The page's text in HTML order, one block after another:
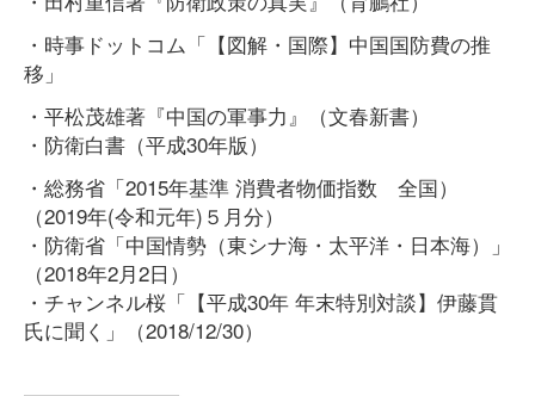
・時事ドットコム「【図解・国際】中国国防費の推
移」
・平松茂雄著『中国の軍事力』（文春新書）
・防衛白書（平成30年版）
・総務省「2015年基準 消費者物価指数 全国）
（2019年(令和元年)５月分）
・防衛省「中国情勢（東シナ海・太平洋・日本海）」
（2018年2月2日）
・チャンネル桜「【平成30年 年末特別対談】伊藤貫
氏に聞く」（2018/12/30）